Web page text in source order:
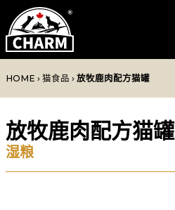
HOME › 猫食品 › 放牧鹿肉配方猫罐
放牧鹿肉配方猫罐
湿粮